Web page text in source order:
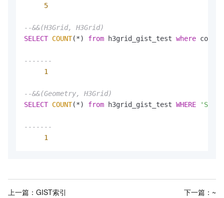
5
--&&(H3Grid, H3Grid)
SELECT COUNT(*) from h3grid_gist_test where code
-------
1
--&&(Geometry, H3Grid)
SELECT COUNT(*) from h3grid_gist_test WHERE
-------
1
上一篇： GIST索引 下一篇： ~